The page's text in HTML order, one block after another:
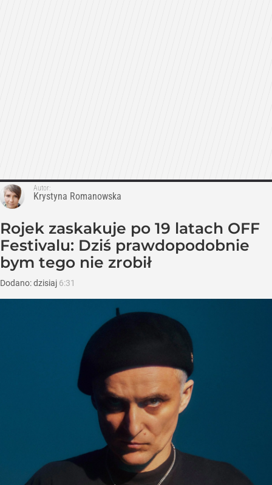
Autor:
Krystyna Romanowska
Rojek zaskakuje po 19 latach OFF
Festivalu: Dziś prawdopodobnie
bym tego nie zrobił
Dodano:dzisiaj 6:31